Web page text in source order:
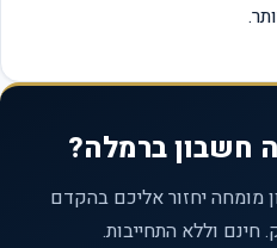
חשבון ברמלה?
יחזור אליכם בהקדם
וללא התחייבות.